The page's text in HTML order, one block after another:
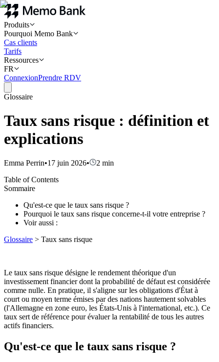
Produits
Pourquoi Memo Bank
Cas clients
Tarifs
Ressources
FR
ConnexionPrendre RDV
Glossaire
Taux sans risque : définition et
explications
Emma Perrin•17 juin 2026• 2 min
Table of Contents
Sommaire
Qu'est-ce que le taux sans risque ?
Pourquoi le taux sans risque concerne-t-il votre entreprise ?
Voir aussi :
Glossaire > Taux sans risque
Le taux sans risque désigne le rendement théorique d'un
investissement financier dont la probabilité de défaut est considérée
comme nulle. En pratique, il s'aligne sur les obligations d'État à
court ou moyen terme émises par des nations hautement solvables
(l'Allemagne en zone euro, les États-Unis à l'international, etc.). Ce
taux sert de référence pour évaluer la rentabilité de tous les autres
actifs financiers.
Qu'est-ce que le taux sans risque ?